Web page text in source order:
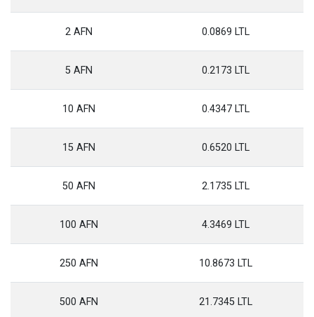
2 AFN 0.0869 LTL
5 AFN 0.2173 LTL
10 AFN 0.4347 LTL
15 AFN 0.6520 LTL
50 AFN 2.1735 LTL
100 AFN 4.3469 LTL
250 AFN 10.8673 LTL
500 AFN 21.7345 LTL